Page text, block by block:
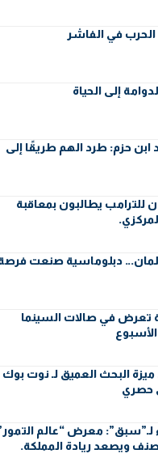
في الفاشر
إلى الحياة
ابن حزم: طرد الهم طريقًا إلى
يطالبون بمعاقبة
دبلوماسية صنعت فرصة
تعرض في صالات السينما
البحث العميق لـ نوت بوك
حصري
لـ”سبق”: معرض “عالم التمور”